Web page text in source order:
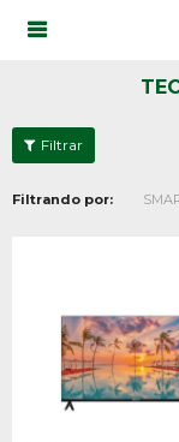

Filtrando por: